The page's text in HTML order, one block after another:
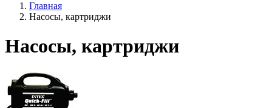
Главная
Насосы, картриджи
Насосы, картриджи